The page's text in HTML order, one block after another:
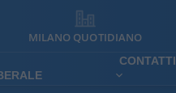
MILANO QUOTIDIANO